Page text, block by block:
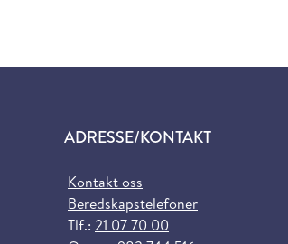
ADRESSE/KONTAKT
Kontakt oss
Beredskapstelefoner
Tlf.: 21 07 70 00